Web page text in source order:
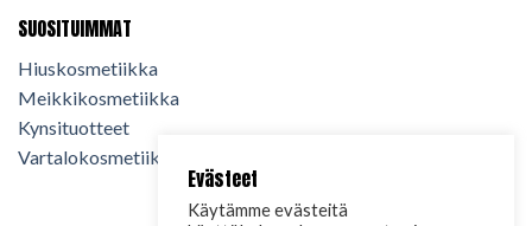
SUOSITUIMMAT
Hiuskosmetiikka
Meikkikosmetiikka
Kynsituotteet
Vartalokosmetiikka
Evästeet
Käytämme evästeitä